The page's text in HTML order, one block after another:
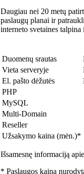
Daugiau nei 20 metų
paslaugų planai ir
interneto svetaines
Duomenų srautas
Vieta serveryje
El. pašto dėžutės
PHP
MySQL
Multi-Domain
Reseller
Užsakymo kaina (mėn.)*
Išsamesnę informaciją
* Paslaugos kaina